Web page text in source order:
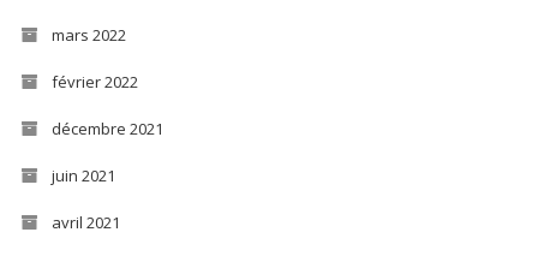
mars 2022
février 2022
décembre 2021
juin 2021
avril 2021